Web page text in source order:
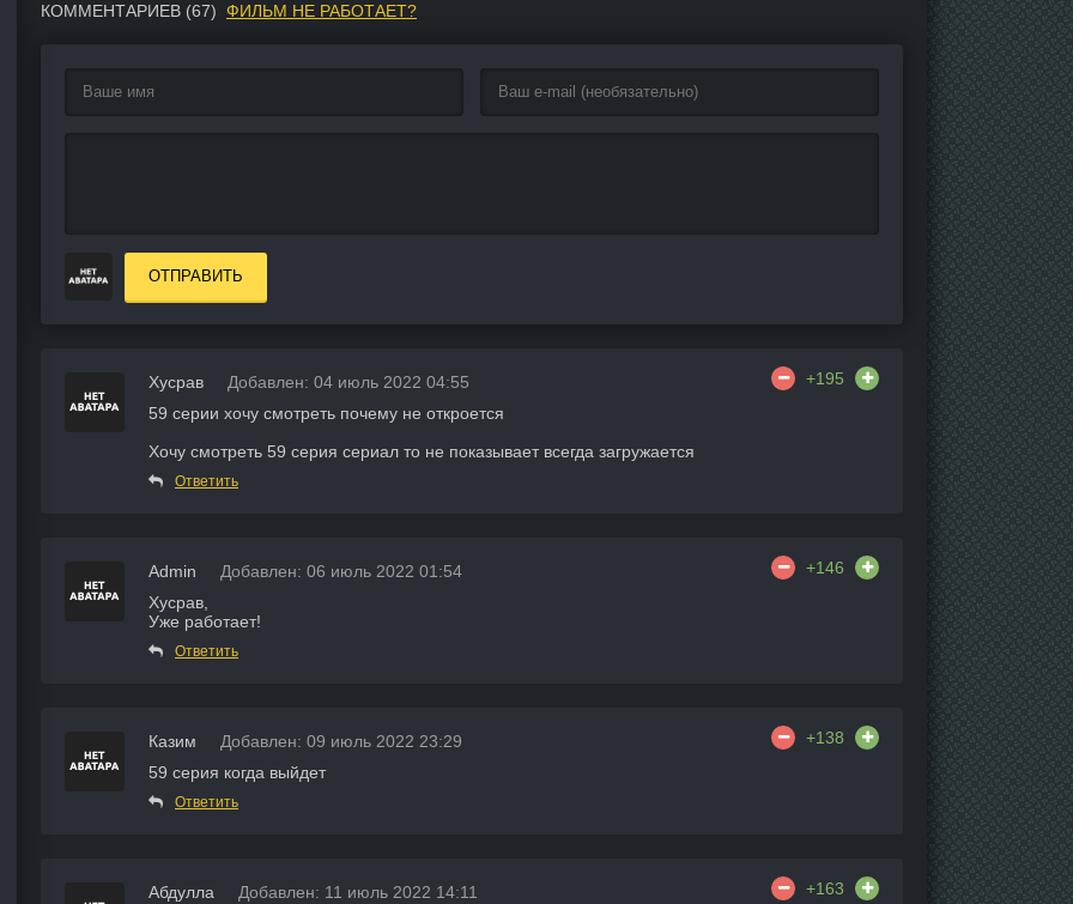
КОММЕНТАРИЕВ (67) ФИЛЬМ НЕ РАБОТАЕТ?
ОТПРАВИТЬ
Хусрав Добавлен: 04 июль 2022 04:55
+195
59 серии хочу смотреть почему не откроется
Хочу смотреть 59 серия сериал то не показывает всегда загружается
Ответить
Admin Добавлен: 06 июль 2022 01:54
+146
Хусрав,
Уже работает!
Ответить
Казим Добавлен: 09 июль 2022 23:29
+138
59 серия когда выйдет
Ответить
Абдулла Добавлен: 11 июль 2022 14:11 +163